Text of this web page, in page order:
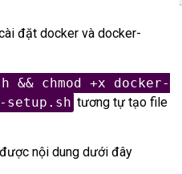
đặt docker và docker-
&& chmod +x docker-
setup.sh tương tự tạo file
được nội dung dưới đây